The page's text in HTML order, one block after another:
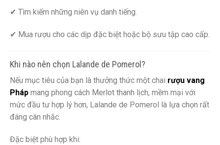
✔ Tìm kiếm những niên vụ danh tiếng.
✔ Mua rượu cho các dịp đặc biệt hoặc bộ sưu tập cao cấp.
Khi nào nên chọn Lalande de Pomerol?
Nếu mục tiêu của bạn là thưởng thức một chai rượu vang
Pháp mang phong cách Merlot thanh lịch, mềm mại với
mức đầu tư hợp lý hơn, Lalande de Pomerol là lựa chọn rất
đáng cân nhắc.
Đặc biệt phù hợp khi: